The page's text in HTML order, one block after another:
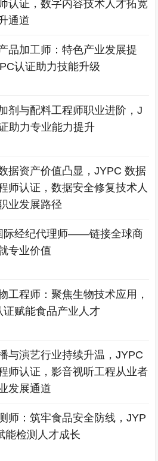
认证，数字内容技术人才拓宽
通道
品加工师：特色产业发展提
认证助力技能升级
剂与配料工程师职业进阶，J
助力专业能力提升
据资产价值凸显，JYPC 数据
师认证，数据安全修复技术人
业发展路径
际经纪代理师——链接全球商
专业价值
工程师：聚焦生物技术应用，
证赋能食品产业人才
与演艺行业持续升温，JYPC
师认证，影音视听工程从业者
发展通道
师：筑牢食品安全防线，JYP
能检测人才成长